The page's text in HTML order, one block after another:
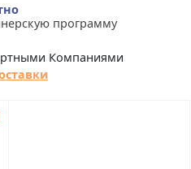
программу
Компаниями